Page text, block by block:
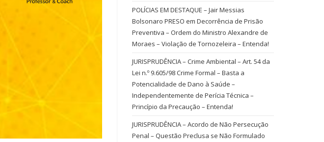
POLÍCIAS EM DESTAQUE – Jair Messias
Bolsonaro PRESO em Decorrência de Prisão
Preventiva – Ordem do Ministro Alexandre de
Moraes – Violação de Tornozeleira – Entenda!
JURISPRUDÊNCIA – Crime Ambiental – Art. 54 da
Lei n.º 9.605/98 Crime Formal – Basta a
Potencialidade de Dano à Saúde –
Independentemente de Perícia Técnica –
Princípio da Precaução – Entenda!
JURISPRUDÊNCIA – Acordo de Não Persecução
Penal – Questão Preclusa se Não Formulado